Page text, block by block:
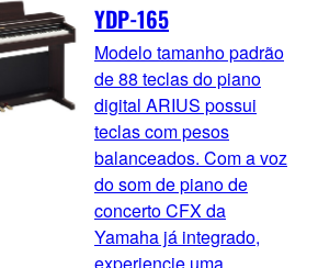
YDP-165
Modelo tamanho padrão
de 88 teclas do piano
digital ARIUS possui
teclas com pesos
balanceados. Com a voz
do som de piano de
concerto CFX da
Yamaha já integrado,